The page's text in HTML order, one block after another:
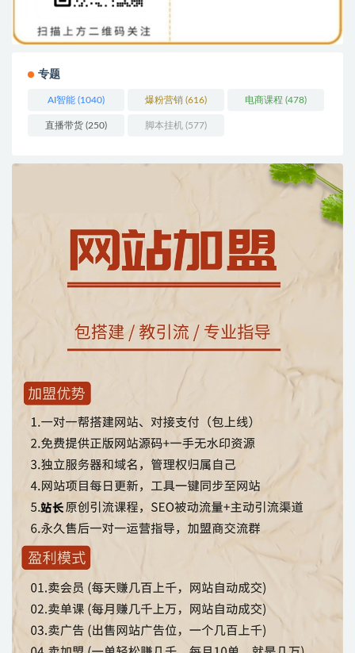
专题
AI智能 (1040) 爆粉营销 (616) 电商课程 (478)
直播带货 (250) 脚本挂机 (577)